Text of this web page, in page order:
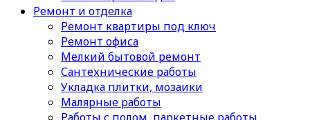
Ремонт и отделка
Ремонт квартиры под ключ
Ремонт офиса
Мелкий бытовой ремонт
Сантехнические работы
Укладка плитки, мозаики
Малярные работы